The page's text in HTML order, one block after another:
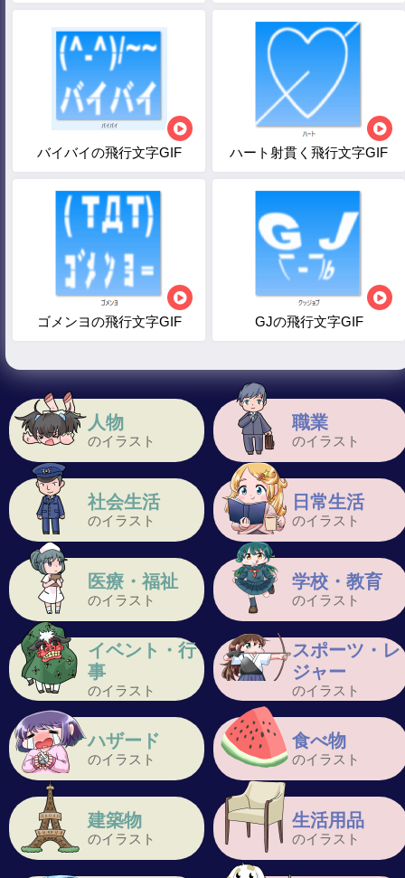
人物
のイラスト
職業
のイラスト
社会生活
のイラスト
日常生活
のイラスト
医療・福祉
のイラスト
学校・教育
のイラスト
イベント・行
事
のイラスト
スポーツ・レ
ジャー
のイラスト
ハザード
のイラスト
食べ物
のイラスト
建築物
のイラスト
生活用品
のイラスト
バイバイの飛行文字GIF ハート射貫く飛行文字GIF
ゴメンヨの飛行文字GIF GJの飛行文字GIF